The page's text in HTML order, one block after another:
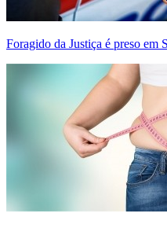
Foragido da Justiça é preso em